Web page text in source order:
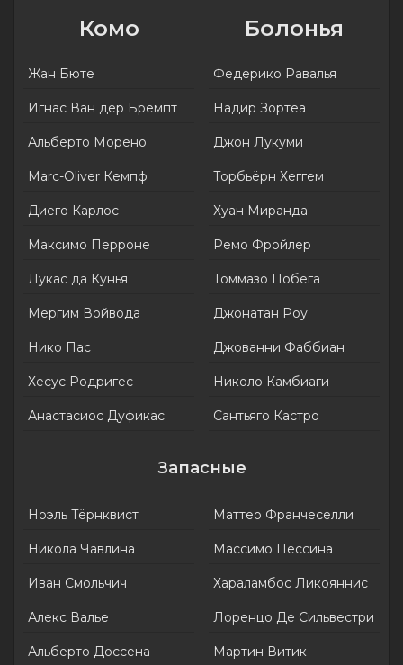
Комо
Жан Бюте
Игнас Ван дер Бремпт
Альберто Морено
Marc-Oliver Кемпф
Диего Карлос
Максимо Перроне
Лукас да Кунья
Мергим Войвода
Нико Пас
Хесус Родригес
Анастасиос Дуфикас
Болонья
Федерико Равалья
Надир Зортеа
Джон Лукуми
Торбьёрн Хеггем
Хуан Миранда
Ремо Фройлер
Томмазо Побега
Джонатан Роу
Джованни Фаббиан
Николо Камбиаги
Сантьяго Кастро
Запасные
Ноэль Тёрнквист
Никола Чавлина
Иван Смольчич
Алекс Валье
Альберто Доссена
Маттео Франчеселли
Массимо Пессина
Хараламбос Ликояннис
Лоренцо Де Сильвестри
Мартин Витик